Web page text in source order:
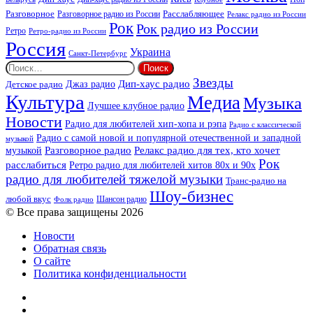
Разговорное Разговорное радио из России Расслабляющее Релакс радио из России
Ретро Ретро-радио из России РокРок радио из России
Россия Санкт-Петербург Украина
Найти:
Детское радио Джаз радио Дип-хаус радио Звезды
Культура Лучшее клубное радио МедиаМузыка
Новости Радио для любителей хип-хопа и рэпа Радио с классической
музыкой Радио с самой новой и популярной отечественной и западной
музыкой Разговорное радио Релакс радио для тех, кто хочет
расслабиться Ретро радио для любителей хитов 80х и 90х Рок
радио для любителей тяжелой музыки Транс-радио на
любой вкус Фолк радио Шансон радио Шоу-бизнес
© Все права защищены 2026
Новости
Обратная связь
О сайте
Политика конфиденциальности